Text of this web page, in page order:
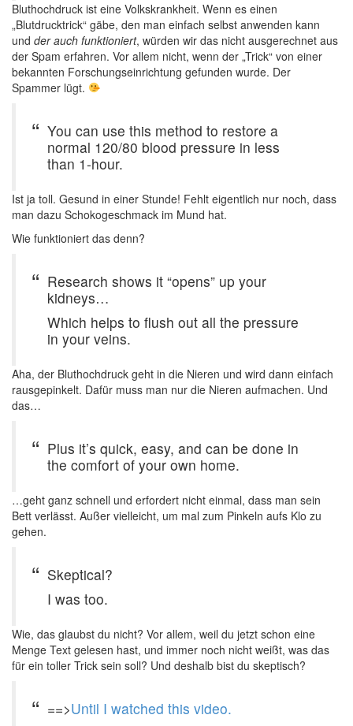
Bluthochdruck ist eine Volkskrankheit. Wenn es einen
„Blutdrucktrick“ gäbe, den man einfach selbst anwenden kann
und der auch funktioniert, würden wir das nicht ausgerechnet aus
der Spam erfahren. Vor allem nicht, wenn der „Trick“ von einer
bekannten Forschungseinrichtung gefunden wurde. Der
Spammer lügt.
You can use this method to restore a
normal 120/80 blood pressure in less
than 1-hour.
Ist ja toll. Gesund in einer Stunde! Fehlt eigentlich nur noch, dass
man dazu Schokogeschmack im Mund hat.
Wie funktioniert das denn?
Research shows it “opens” up your
kidneys…
Which helps to flush out all the pressure
in your veins.
Aha, der Bluthochdruck geht in die Nieren und wird dann einfach
rausgepinkelt. Dafür muss man nur die Nieren aufmachen. Und
das…
Plus it’s quick, easy, and can be done in
the comfort of your own home.
…geht ganz schnell und erfordert nicht einmal, dass man sein
Bett verlässt. Außer vielleicht, um mal zum Pinkeln aufs Klo zu
gehen.
Skeptical?
I was too.
Wie, das glaubst du nicht? Vor allem, weil du jetzt schon eine
Menge Text gelesen hast, und immer noch nicht weißt, was das
für ein toller Trick sein soll? Und deshalb bist du skeptisch?
==>Until I watched this video.